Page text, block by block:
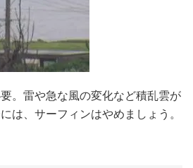
。雷や急な風の変化など積乱雲が
は、サーフィンはやめましょう。